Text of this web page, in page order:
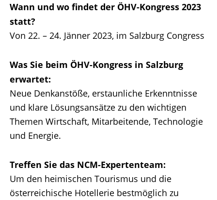
Wann und wo findet der ÖHV-Kongress 2023
statt?
Von 22. – 24. Jänner 2023, im Salzburg Congress
Was Sie beim ÖHV-Kongress in Salzburg
erwartet:
Neue Denkanstöße, erstaunliche Erkenntnisse
und klare Lösungsansätze zu den wichtigen
Themen Wirtschaft, Mitarbeitende, Technologie
und Energie.
Treffen Sie das NCM-Expertenteam:
Um den heimischen Tourismus und die
österreichische Hotellerie bestmöglich zu